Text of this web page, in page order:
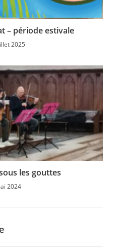
– période estivale
2025
les gouttes
2024